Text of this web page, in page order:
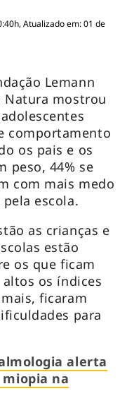
Atualizado em: 01 de
Lemann
mostrou
comportamento
os pais e os
peso, 44% se
com mais medo
escola.
as crianças e
estão
os que ficam
os índices
ficaram
para
alerta
na